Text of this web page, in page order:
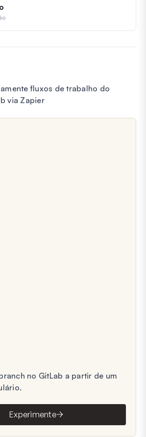
fluxos de trabalho do
via Zapier
no GitLab a partir de um
Experimente